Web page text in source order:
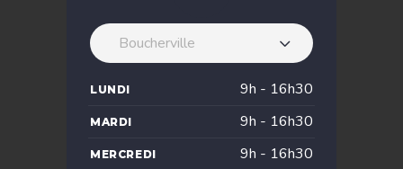
Boucherville
LUNDI 9h - 16h30
MARDI 9h - 16h30
MERCREDI 9h - 16h30